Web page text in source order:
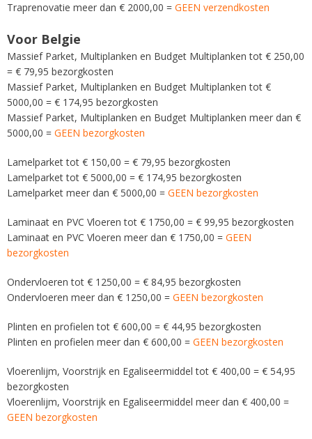
Traprenovatie meer dan € 2000,00 = GEEN verzendkosten
Voor Belgie
Massief Parket, Multiplanken en Budget Multiplanken tot € 250,00
= € 79,95 bezorgkosten
Massief Parket, Multiplanken en Budget Multiplanken tot €
5000,00 = € 174,95 bezorgkosten
Massief Parket, Multiplanken en Budget Multiplanken meer dan €
5000,00 = GEEN bezorgkosten
Lamelparket tot € 150,00 = € 79,95 bezorgkosten
Lamelparket tot € 5000,00 = € 174,95 bezorgkosten
Lamelparket meer dan € 5000,00 = GEEN bezorgkosten
Laminaat en PVC Vloeren tot € 1750,00 = € 99,95 bezorgkosten
Laminaat en PVC Vloeren meer dan € 1750,00 = GEEN
bezorgkosten
Ondervloeren tot € 1250,00 = € 84,95 bezorgkosten
Ondervloeren meer dan € 1250,00 = GEEN bezorgkosten
Plinten en profielen tot € 600,00 = € 44,95 bezorgkosten
Plinten en profielen meer dan € 600,00 = GEEN bezorgkosten
Vloerenlijm, Voorstrijk en Egaliseermiddel tot € 400,00 = € 54,95
bezorgkosten
Vloerenlijm, Voorstrijk en Egaliseermiddel meer dan € 400,00 =
GEEN bezorgkosten